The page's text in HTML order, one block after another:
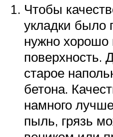
Чтобы
укладки было
нужно хорошо
поверхность.
старое
бетона.
намного
пыль, грязь